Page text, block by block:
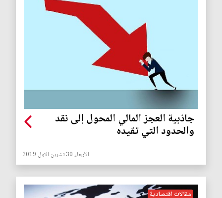
جاذبية العجز المالي المحول إلى نقد
والحدود التي تقيده
الأربعاء 30 تشرين الاول 2019
مقالات اقتصادية